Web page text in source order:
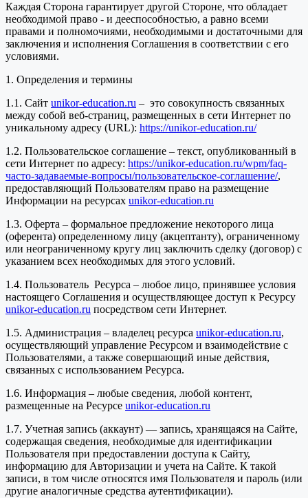
Каждая Сторона гарантирует другой Стороне, что обладает
необходимой право - и дееспособностью, а равно всеми
правами и полномочиями, необходимыми и достаточными для
заключения и исполнения Соглашения в соответствии с его
условиями.
1. Определения и термины
1.1. Сайт unikor-education.ru – это совокупность связанных
между собой веб-страниц, размещенных в сети Интернет по
уникальному адресу (URL): https://unikor-education.ru/
1.2. Пользовательское соглашение – текст, опубликованный в
сети Интернет по адресу: https://unikor-education.ru/wpm/faq-
часто-задаваемые-вопросы/пользовательское-соглашение/,
предоставляющий Пользователям право на размещение
Информации на ресурсах unikor-education.ru
1.3. Оферта – формальное предложение некоторого лица
(оферента) определенному лицу (акцептанту), ограниченному
или неограниченному кругу лиц заключить сделку (договор) с
указанием всех необходимых для этого условий.
1.4. Пользователь Ресурса – любое лицо, принявшее условия
настоящего Соглашения и осуществляющее доступ к Ресурсу
unikor-education.ru посредством сети Интернет.
1.5. Администрация – владелец ресурса unikor-education.ru,
осуществляющий управление Ресурсом и взаимодействие с
Пользователями, а также совершающий иные действия,
связанных с использованием Ресурса.
1.6. Информация – любые сведения, любой контент,
размещенные на Ресурсе unikor-education.ru
1.7. Учетная запись (аккаунт) — запись, хранящаяся на Сайте,
содержащая сведения, необходимые для идентификации
Пользователя при предоставлении доступа к Сайту,
информацию для Авторизации и учета на Сайте. К такой
записи, в том числе относятся имя Пользователя и пароль (или
другие аналогичные средства аутентификации).